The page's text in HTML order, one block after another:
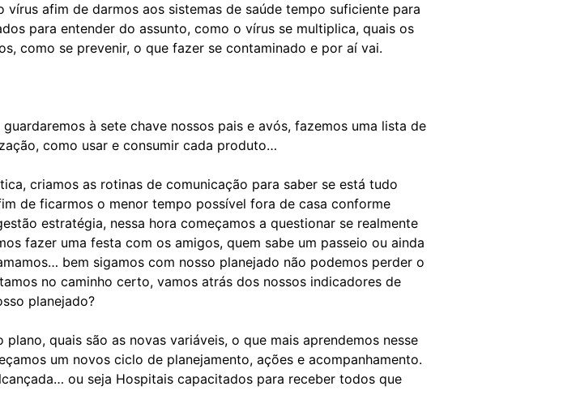
afim de darmos aos sistemas de saúde tempo suficiente para
para entender do assunto, como o vírus se multiplica, quais os
como se prevenir, o que fazer se contaminado e por aí vai.
à sete chave nossos pais e avós, fazemos uma lista de
como usar e consumir cada produto…
criamos as rotinas de comunicação para saber se está tudo
de ficarmos o menor tempo possível fora de casa conforme
estratégia, nessa hora começamos a questionar se realmente
fazer uma festa com os amigos, quem sabe um passeio ou ainda
bem sigamos com nosso planejado não podemos perder o
no caminho certo, vamos atrás dos nossos indicadores de
planejado?
quais são as novas variáveis, o que mais aprendemos nesse
um novos ciclo de planejamento, ações e acompanhamento.
ou seja Hospitais capacitados para receber todos que